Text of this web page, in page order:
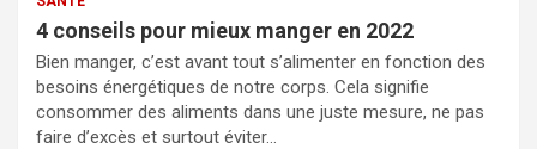
4 conseils pour mieux manger en 2022
Bien manger, c’est avant tout s’alimenter en fonction des
besoins énergétiques de notre corps. Cela signifie
consommer des aliments dans une juste mesure, ne pas
faire d’excès et surtout éviter…